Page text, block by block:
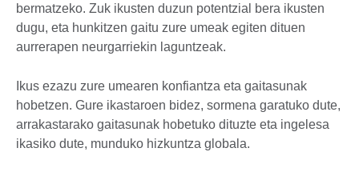
bermatzeko. Zuk ikusten duzun potentzial bera ikusten
dugu, eta hunkitzen gaitu zure umeak egiten dituen
aurrerapen neurgarriekin laguntzeak.
Ikus ezazu zure umearen konfiantza eta gaitasunak
hobetzen. Gure ikastaroen bidez, sormena garatuko dute,
arrakastarako gaitasunak hobetuko dituzte eta ingelesa
ikasiko dute, munduko hizkuntza globala.